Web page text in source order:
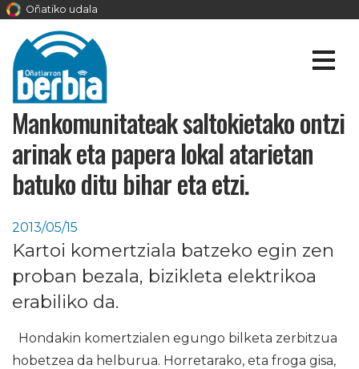
Oñatiko udala
Mankomunitateak saltokietako ontzi
arinak eta papera lokal atarietan
batuko ditu bihar eta etzi.
2013/05/15
Kartoi komertziala batzeko egin zen
proban bezala, bizikleta elektrikoa
erabiliko da.
Hondakin komertzialen egungo bilketa zerbitzua
hobetzea da helburua. Horretarako, eta froga gisa,